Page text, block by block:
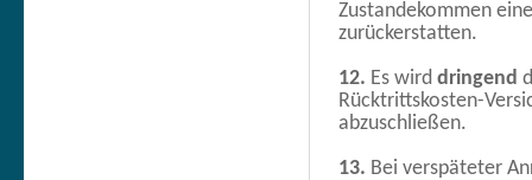
Zustandekommen
zurückerstatten.
12. Es wird dringend
Rücktrittskosten-
abzuschließen.
13. Bei verspäteter